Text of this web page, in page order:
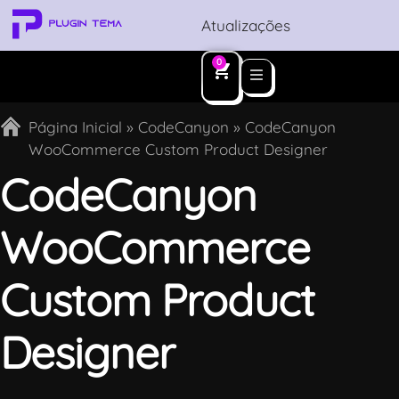
Atualizações
0
Página Inicial » CodeCanyon » CodeCanyon
WooCommerce Custom Product Designer
CodeCanyon
WooCommerce
Custom Product
Designer